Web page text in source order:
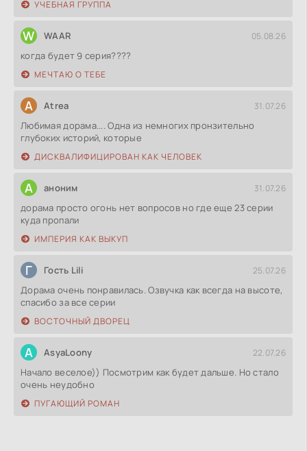
УЧЕБНАЯ ГРУППА
W WAAR 05.08.26
когда будет 9 серия????
МЕЧТАЮ О ТЕБЕ
A Atrea 31.07.26
Любимая дорама.... Одна из немногих пронзительно
глубоких историй, которые
ДИСКВАЛИФИЦИРОВАН КАК ЧЕЛОВЕК
А аноним 31.07.26
дорама просто огонь нет вопросов но где еще 23 серии
куда пропали
ИМПЕРИЯ КАК ВЫКУП
Г Гость Lili 25.07.26
Дорама очень понравилась. Озвучка как всегда на высоте,
спасибо за все серии
ВОСТОЧНЫЙ ДВОРЕЦ
A AsyaLoony 22.07.26
Начало веселое)) Посмотрим как будет дальше. Но стало
очень неудобно
ПУГАЮЩИЙ РОМАН